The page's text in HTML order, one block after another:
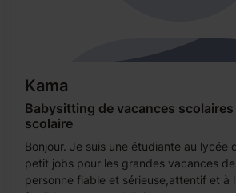
Kama
Babysitting de vacances
scolaire
Bonjour. Je suis une étudiante au lycée
petit jobs pour les grandes vacances
personne fiable et sérieuse,attentif et à